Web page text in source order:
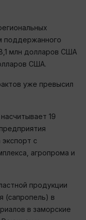
поддержанного
млн долларов США
США.
уже превысил
19
с
агропрома и
продукции
(сапропель) в
в заморские